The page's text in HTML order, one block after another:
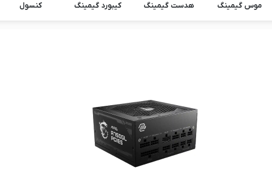
موس گیمینگ هدست گیمینگ کیبورد گیمینگ کنسول